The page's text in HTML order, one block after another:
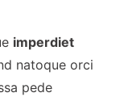
imperdiet
natoque orci
pede